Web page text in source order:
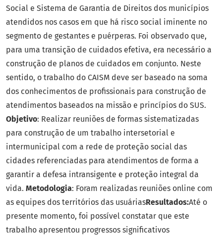
Social e Sistema de Garantia de Direitos dos municípios
atendidos nos casos em que há risco social iminente no
segmento de gestantes e puérperas. Foi observado que,
para uma transição de cuidados efetiva, era necessário a
construção de planos de cuidados em conjunto. Neste
sentido, o trabalho do CAISM deve ser baseado na soma
dos conhecimentos de profissionais para construção de
atendimentos baseados na missão e princípios do SUS.
Objetivo: Realizar reuniões de formas sistematizadas
para construção de um trabalho intersetorial e
intermunicipal com a rede de proteção social das
cidades referenciadas para atendimentos de forma a
garantir a defesa intransigente e proteção integral da
vida. Metodologia: Foram realizadas reuniões online com
as equipes dos territórios das usuáriasResultados:Até o
presente momento, foi possível constatar que este
trabalho apresentou progressos significativos